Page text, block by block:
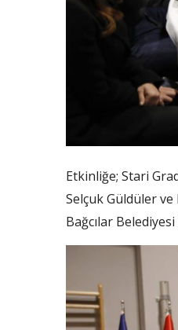
Etkinliğe; Stari
Selçuk Güldüler
Bağcılar